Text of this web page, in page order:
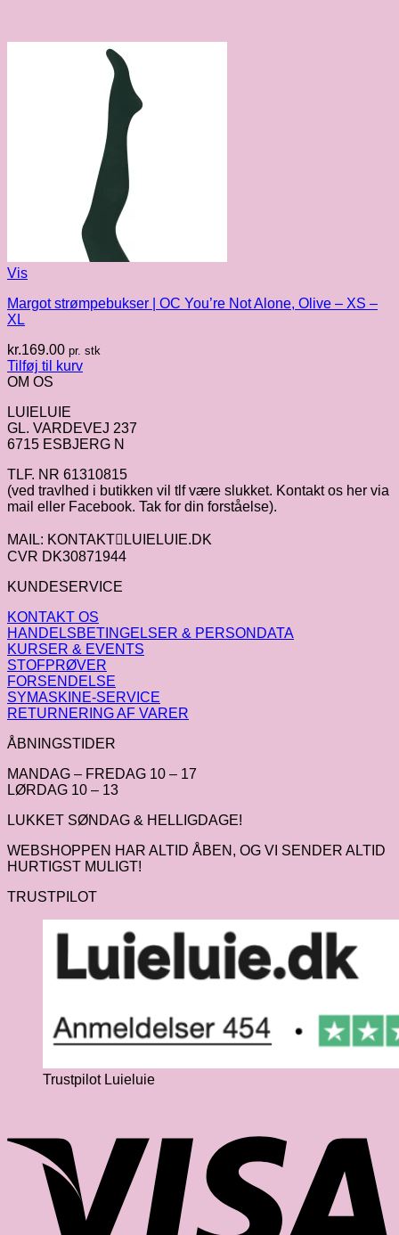
Vis
Margot strømpebukser | OC You’re Not Alone, Olive – XS –
XL
kr.169.00 pr. stk
Tilføj til kurv
OM OS
LUIELUIE
GL. VARDEVEJ 237
6715 ESBJERG N
TLF. NR 61310815
(ved travlhed i butikken vil tlf være slukket. Kontakt os her via
mail eller Facebook. Tak for din forståelse).
MAIL: KONTAKTLUIELUIE.DK
CVR DK30871944
KUNDESERVICE
KONTAKT OS
HANDELSBETINGELSER & PERSONDATA
KURSER & EVENTS
STOFPRØVER
FORSENDELSE
SYMASKINE-SERVICE
RETURNERING AF VARER
ÅBNINGSTIDER
MANDAG – FREDAG 10 – 17
LØRDAG 10 – 13
LUKKET SØNDAG & HELLIGDAGE!
WEBSHOPPEN HAR ALTID ÅBEN, OG VI SENDER ALTID
HURTIGST MULIGT!
TRUSTPILOT
Trustpilot Luieluie